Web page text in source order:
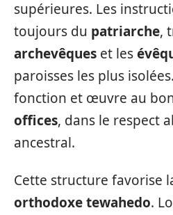
supérieures. Les
toujours du patriarche,
archevêques et les
paroisses les plus
fonction et œuvre au
offices, dans le respect
ancestral.
Cette structure favorise
orthodoxe tewahedo.